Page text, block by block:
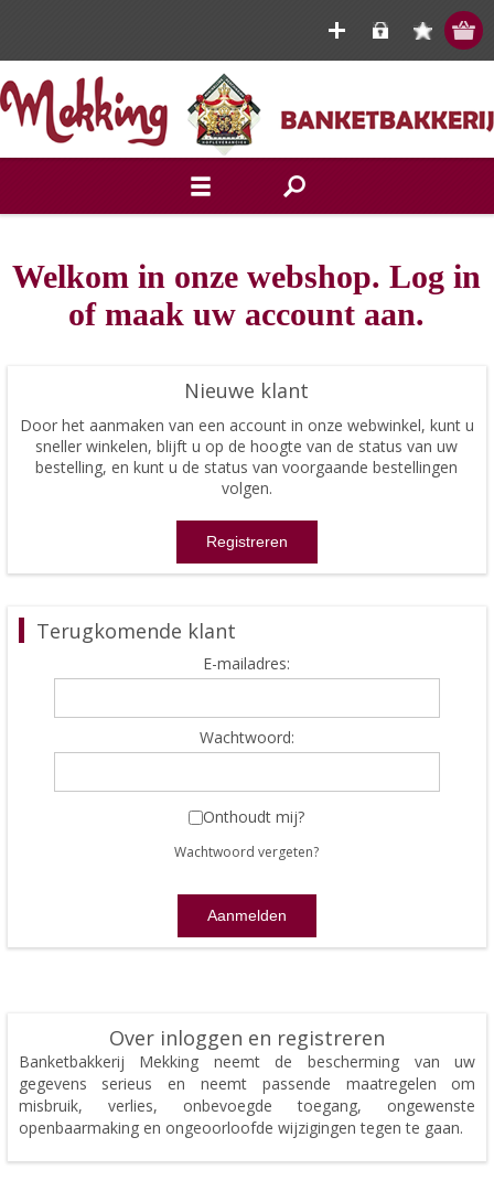
Welkom in onze webshop. Log in
of maak uw account aan.
Nieuwe klant
Door het aanmaken van een account in onze webwinkel, kunt u
sneller winkelen, blijft u op de hoogte van de status van uw
bestelling, en kunt u de status van voorgaande bestellingen
volgen.
Terugkomende klant
E-mailadres:
Wachtwoord:
Onthoudt mij?
Wachtwoord vergeten?
Over inloggen en registreren
Banketbakkerij Mekking neemt de bescherming van uw
gegevens serieus en neemt passende maatregelen om
misbruik, verlies, onbevoegde toegang, ongewenste
openbaarmaking en ongeoorloofde wijzigingen tegen te gaan.